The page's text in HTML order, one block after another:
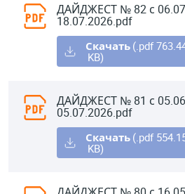
ДАЙДЖЕСТ № 82 с
18.07.2026.pdf
Скачать (.pdf
KB)
ДАЙДЖЕСТ № 81 с
05.07.2026.pdf
Скачать (.pdf
KB)